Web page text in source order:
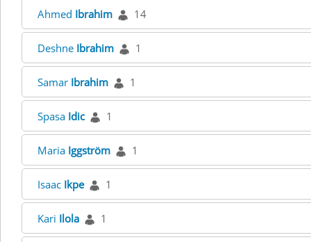
Ahmed Ibrahim 14
Deshne Ibrahim 1
Samar Ibrahim 1
Spasa Idic 1
Maria Iggström 1
Isaac Ikpe 1
Kari Ilola 1